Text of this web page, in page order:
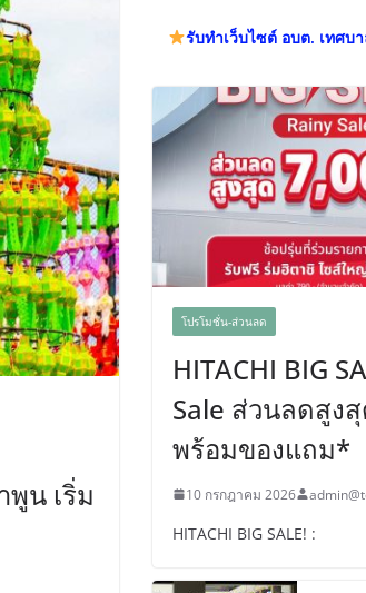
น เริ่ม
รับทำเว็บไซต์ อบต. เทศบ
โปรโมชั่น-ส่วนลด
HITACHI BIG
Sale ส่วนลดสูง
พร้อมของแถม*
10 กรกฎาคม 2026
HITACHI BIG SALE! :